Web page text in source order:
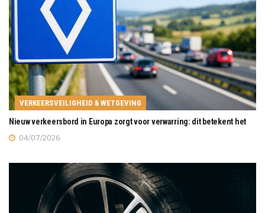
VERKEERSVEILIGHEID & WETGEVING
Nieuw verkeersbord in Europa zorgt voor verwarring: dit betekent het
04/07/2026